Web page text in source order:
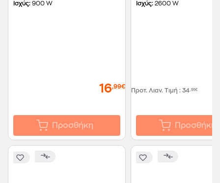
Ισχύς: 900 W
16,99€
Προσθήκη
Ισχύς: 2600 W
Προτ. Λιαν. Τιμή : 34,91€
Προσθήκη